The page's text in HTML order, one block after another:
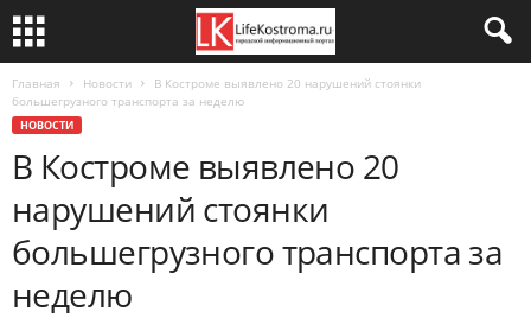
Главная Новости
В Костроме выявлено 20 нарушений стоянки
большегрузного транспорта за неделю
НОВОСТИ
В Костроме выявлено 20
нарушений стоянки
большегрузного транспорта за
неделю